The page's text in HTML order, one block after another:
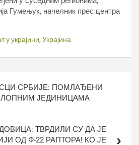
Гумењук, начелник прес центра
у украјини, Украјина
СРБИЈЕ: ПОМЛАЂЕНИ
ЈЕДИНИЦАМА
ТВРДИЛИ СУ ДА ЈЕ
ОД Ф-22 РАПТОРА! КО ЈЕ